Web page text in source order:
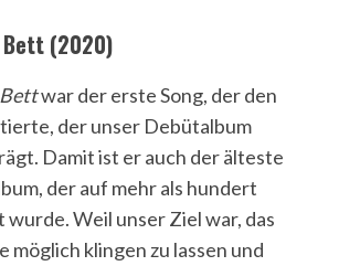
Bett (2020)
war der erste Song, der den
der unser Debütalbum
Damit ist er auch der älteste
der auf mehr als hundert
wurde. Weil unser Ziel war, das
möglich klingen zu lassen und